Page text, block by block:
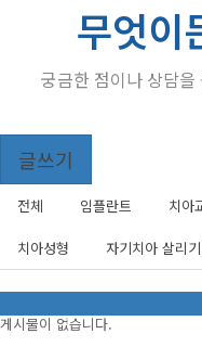
무엇이
궁금한 점이나 상담
484
건
글쓰기
물
어
세
전체 임플란트 치아
치아성형 자기치아 살리기
엇
게시물이 없습니다.